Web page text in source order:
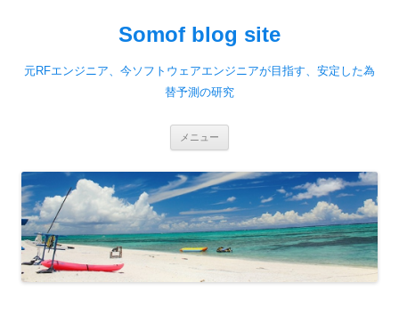
Somof blog site
元RFエンジニア、今ソフトウェアエンジニアが目指す、安定した為
替予測の研究
メニュー
ツ
へ
移
動